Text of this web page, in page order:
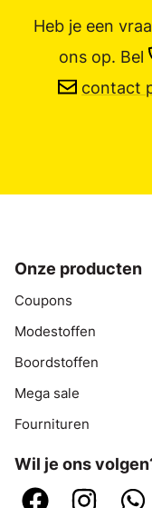
Heb je een
ons op. Bel
contact
Onze producten
Coupons
Modestoffen
Boordstoffen
Mega sale
Fournituren
Wil je ons